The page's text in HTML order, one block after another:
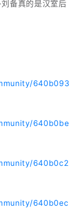
备真的是汉室后
640b093
640b0be
640b0c2
640b0ec